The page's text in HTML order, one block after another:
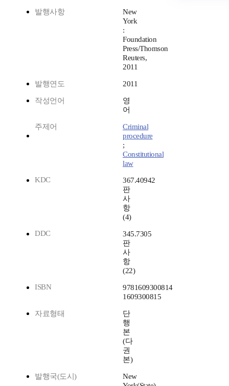
발행사항
New
York
:
Foundation
Press/Thomson
Reuters,
2011
발행연도 2011
작성언어
영
어
주제어
Criminal
procedure
;
Constitutional
law
KDC
367.40942
판
사
항
(4)
DDC
345.7305
판
사
항
(22)
ISBN
9781609300814
1609300815
자료형태
단
행
본
(다
권
본)
발행국(도시)
New